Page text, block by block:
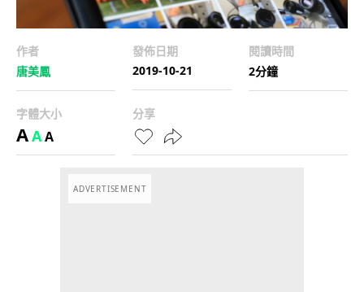
作者
唐美鳳
發佈日期
2019-10-21
閱讀時間
2分鐘
字體大小
AAA
分享
ADVERTISEMENT